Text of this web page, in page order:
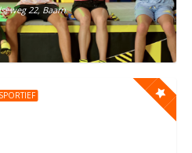
22, Baarn
SPORTIEF